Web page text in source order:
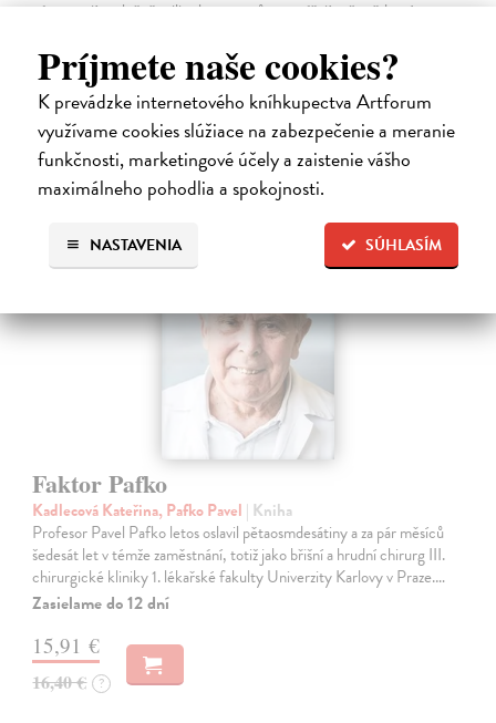
Príjmete naše cookies?
K prevádzke internetového kníhkupectva Artforum
využívame cookies slúžiace na zabezpečenie a meranie
funkčnosti, marketingové účely a zaistenie vášho
maximálneho pohodlia a spokojnosti.
SÚHLASÍM
NASTAVENIA
nás pracují společně miliardy neuronů a vytvářejí naše vědomé
Na sklade
21,47 €
22,60 € ?
Faktor Pafko
Kadlecová Kateřina, Pafko Pavel | Kniha
Profesor Pavel Pafko letos oslavil pětaosmdesátiny a za pár měsíců
šedesát let v témže zaměstnání, totiž jako břišní a hrudní chirurg III.
chirurgické kliniky 1. lékařské fakulty Univerzity Karlovy v Praze.…
Zasielame do 12 dní
15,91 €
16,40 € ?